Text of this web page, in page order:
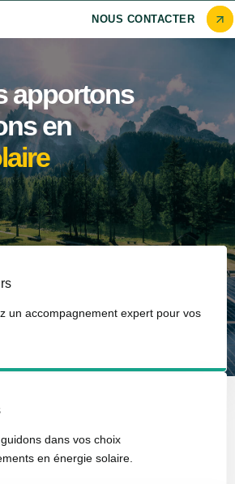
NOUS CONTACTER
apportons
en
un accompagnement expert pour vos
dans vos choix
en énergie solaire.